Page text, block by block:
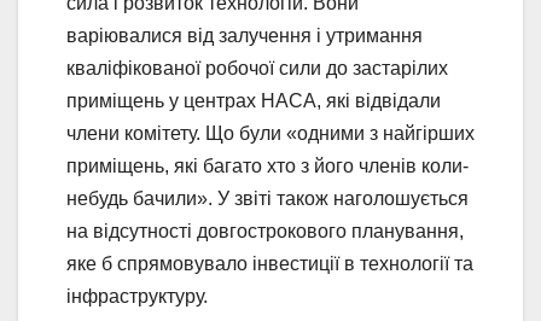
варіювалися від залучення і утримання
кваліфікованої робочої сили до застарілих
приміщень у центрах НАСА, які відвідали
члени комітету. Що були «одними з найгірших
приміщень, які багато хто з його членів коли-
небудь бачили». У звіті також наголошується
на відсутності довгострокового планування,
яке б спрямовувало інвестиції в технології та
інфраструктуру.